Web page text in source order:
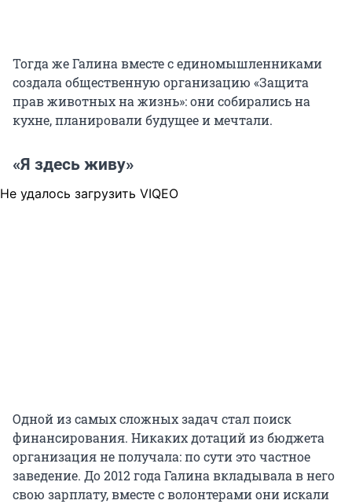
Тогда же Галина вместе с единомышленниками
создала общественную организацию «Защита
прав животных на жизнь»: они собирались на
кухне, планировали будущее и мечтали.
«Я здесь живу»
Не удалось загрузить VIQEO
Одной из самых сложных задач стал поиск
финансирования. Никаких дотаций из бюджета
организация не получала: по сути это частное
заведение. До 2012 года Галина вкладывала в него
свою зарплату, вместе с волонтерами они искали